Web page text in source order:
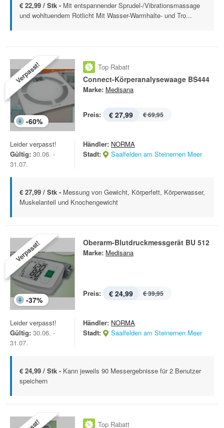
€ 22,99 / Stk - Mit entspannender Sprudel-/Vibrationsmassage
und wohltuendem Rotlicht Mit Wasser-Warmhalte- und Tro...
Verpasst!
-60%
Top Rabatt
Connect-Körperanalysewaage BS444
Marke: Medisana
Preis: € 27,99 € 69,95
Leider verpasst!
Gültig: 30.06. -
31.07.
Händler: NORMA
Stadt:
Saalfelden am Steinernen Meer
€ 27,99 / Stk - Messung von Gewicht, Körperfett, Körperwasser,
Muskelanteil und Knochengewicht
Verpasst!
-37%
Oberarm-Blutdruckmessgerät BU 512
Marke: Medisana
Preis: € 24,99 € 39,95
Leider verpasst!
Gültig: 30.06. -
31.07.
Händler: NORMA
Stadt:
Saalfelden am Steinernen Meer
€ 24,99 / Stk - Kann jeweils 90 Messergebnisse für 2 Benutzer
speichern
Top Rabatt